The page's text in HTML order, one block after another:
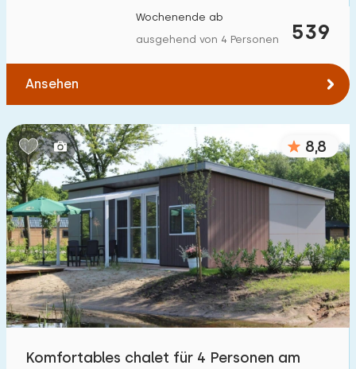
539
Wochenende ab
ausgehend von 4 Personen
Ansehen
8,8
Komfortables chalet für 4 Personen am